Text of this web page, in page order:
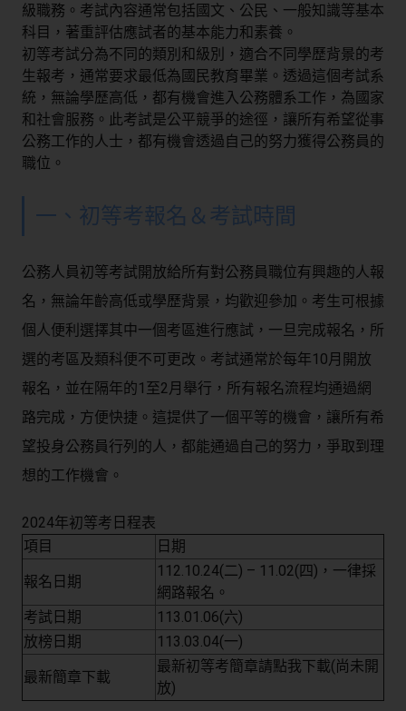
級職務。考試內容通常包括國文、公民、一般知識等基本
科目，著重評估應試者的基本能力和素養。
初等考試分為不同的類別和級別，適合不同學歷背景的考
生報考，通常要求最低為國民教育畢業。透過這個考試系
統，無論學歷高低，都有機會進入公務體系工作，為國家
和社會服務。此考試是公平競爭的途徑，讓所有希望從事
公務工作的人士，都有機會透過自己的努力獲得公務員的
職位。
一、初等考報名＆考試時間
公務人員初等考試開放給所有對公務員職位有興趣的人報
名，無論年齡高低或學歷背景，均歡迎參加。考生可根據
個人便利選擇其中一個考區進行應試，一旦完成報名，所
選的考區及類科便不可更改。考試通常於每年10月開放
報名，並在隔年的1至2月舉行，所有報名流程均通過網
路完成，方便快捷。這提供了一個平等的機會，讓所有希
望投身公務員行列的人，都能通過自己的努力，爭取到理
想的工作機會。
2024年初等考日程表
項目
日期
報名日期
112.10.24(二) – 11.02(四)，一律採
網路報名。
考試日期
113.01.06(六)
放榜日期
113.03.04(一)
最新簡章下載
最新初等考簡章請點我下載(尚未開
放)